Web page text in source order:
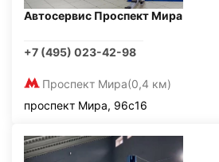
Автосервис Проспект Мира
+7 (495) 023-42-98
Проспект Мира(0,4 км)
проспект Мира, 96с16